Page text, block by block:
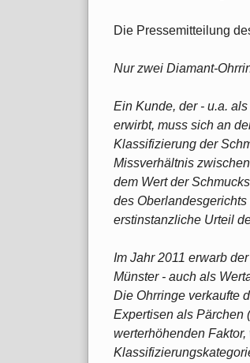
Die Pressemitteilung
Nur zwei Diamant-
Ein Kunde, der - u.a.
erwirbt, muss sich an
Klassifizierung der
Missverhältnis zwischen
dem Wert der
des
erstinstanzliche Urteil
Im Jahr 2011 erwarb
Münster - auch als
Die Ohrringe verkaufte
Expertisen als Pärchen
werterhöhenden